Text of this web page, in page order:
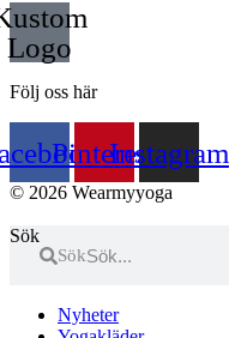
Logo
Följ oss här
PinterestInstagram
© 2026 Wearmyyoga
Sök
Sök
Nyheter